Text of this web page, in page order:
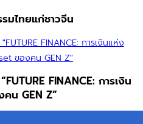
มไทยแก่ชาวจีน
FINANCE: การเงิน
น GEN Z”